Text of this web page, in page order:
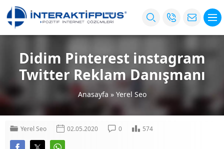
Didim Pinterest instagram
Twitter Reklam Danışmanı
Anasayfa » Yerel Seo
Yerel Seo 02.05.2020 0 574